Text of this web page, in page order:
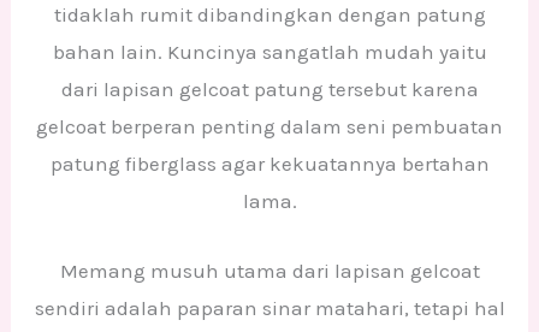
tidaklah rumit dibandingkan dengan patung
bahan lain. Kuncinya sangatlah mudah yaitu
dari lapisan gelcoat patung tersebut karena
gelcoat berperan penting dalam seni pembuatan
patung fiberglass agar kekuatannya bertahan
lama.
Memang musuh utama dari lapisan gelcoat
sendiri adalah paparan sinar matahari, tetapi hal